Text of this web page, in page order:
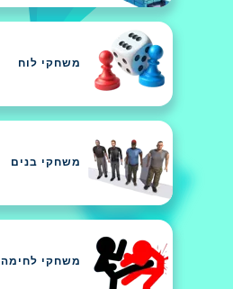
משחקי לוח
משחקי בנים
משחקי לחימה